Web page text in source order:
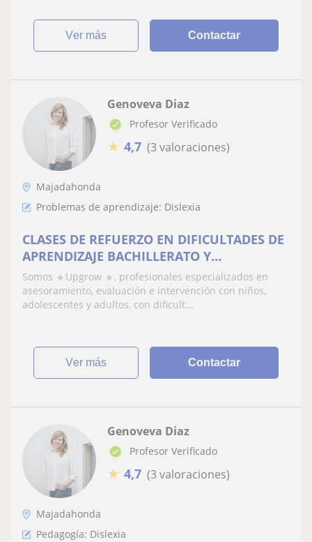
ver más Contactar
Genoveva Diaz
Profesor Verificado
★ 4,7 (3 valoraciones)
Majadahonda
Problemas de aprendizaje: Dislexia
CLASES DE REFUERZO EN DIFICULTADES DE
APRENDIZAJE BACHILLERATO Y
UNIVERSIDAD 🎓
Somos 🔹Upgrow 🔹, profesionales especializados en
asesoramiento, evaluación e intervención con niños,
adolescentes y adultos, con dificult...
ver más Contactar
Genoveva Diaz
Profesor Verificado
★ 4,7 (3 valoraciones)
Majadahonda
Pedagogía: Dislexia